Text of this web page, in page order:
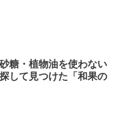
糖・植物油を使わない
して見つけた「和果の